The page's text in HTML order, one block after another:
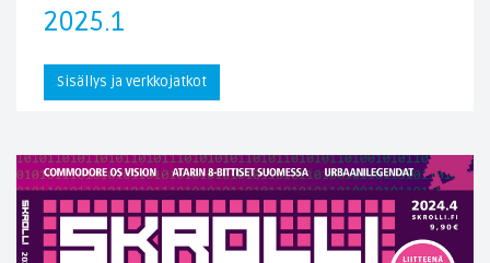
2025.1
Sisällys ja verkkojatkot